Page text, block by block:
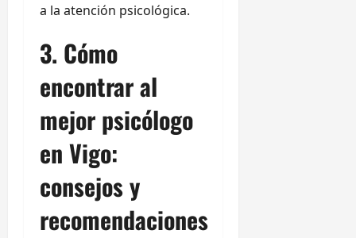
a la atención psicológica.
3. Cómo
encontrar al
mejor psicólogo
en Vigo:
consejos y
recomendaciones